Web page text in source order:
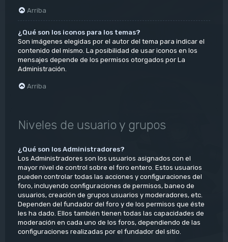
Arriba
¿Qué son los iconos para los temas?
Son imágenes elegidas por el autor del tema para indicar el
contenido del mismo. La posibilidad de usar iconos en los
mensajes depende de los permisos otorgados por La
Administración.
Arriba
Niveles de usuario y grupos
¿Qué son los Administradores?
Los Administradores son los usuarios asignados con el
mayor nivel de control sobre el foro entero. Estos usuarios
pueden controlar todas las acciones y configuraciones del
foro, incluyendo configuraciones de permisos, baneo de
usuarios, creación de grupos usuarios y moderadores, etc.
Dependen del fundador del foro y de los permisos que éste
les ha dado. Ellos también tienen todas las capacidades de
moderación en cada uno de los foros, dependiendo de las
configuraciones realizadas por el fundador del sitio.